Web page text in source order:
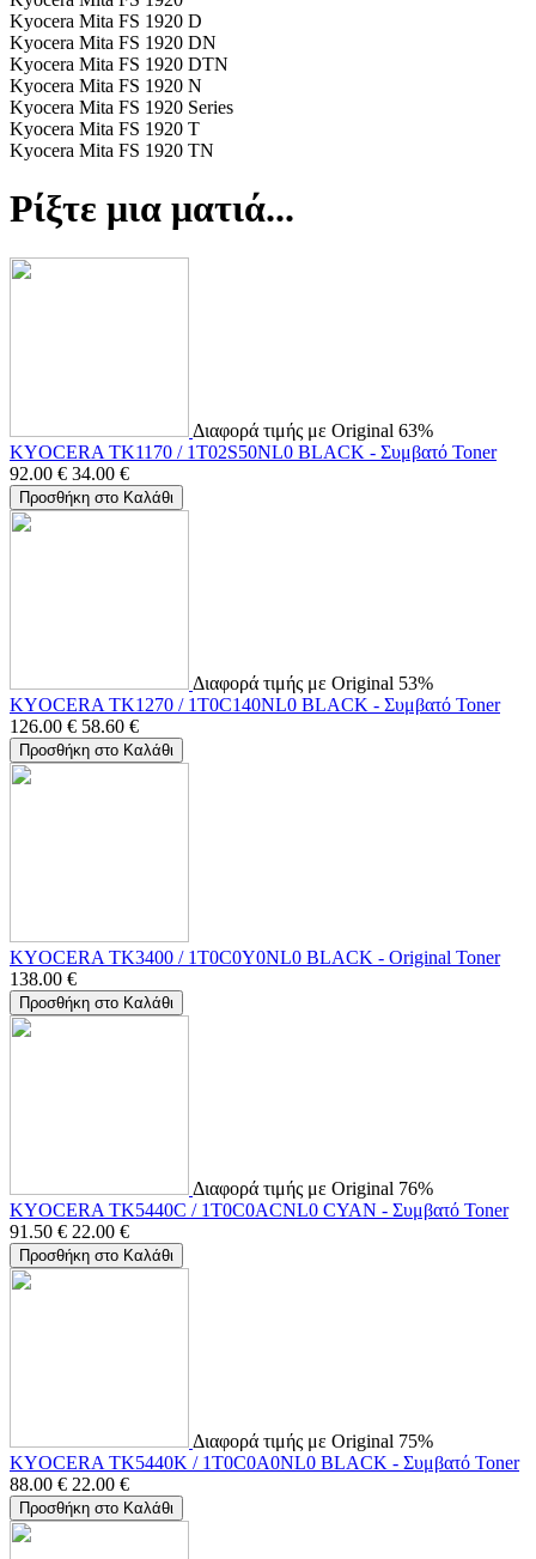
Kyocera Mita FS 1920 D
Kyocera Mita FS 1920 DN
Kyocera Mita FS 1920 DTN
Kyocera Mita FS 1920 N
Kyocera Mita FS 1920 Series
Kyocera Mita FS 1920 T
Kyocera Mita FS 1920 TN
Ρίξτε μια ματιά...
Διαφορά τιμής με Original 63%
KYOCERA TK1170 / 1T02S50NL0 BLACK - Συμβατό Toner
92.00 € 34.00 €
Προσθήκη στο Καλάθι
Διαφορά τιμής με Original 53%
KYOCERA TK1270 / 1T0C140NL0 BLACK - Συμβατό Toner
126.00 € 58.60 €
Προσθήκη στο Καλάθι
KYOCERA TK3400 / 1T0C0Y0NL0 BLACK - Original Toner
138.00 €
Προσθήκη στο Καλάθι
Διαφορά τιμής με Original 76%
KYOCERA TK5440C / 1T0C0ACNL0 CYAN - Συμβατό Toner
91.50 € 22.00 €
Προσθήκη στο Καλάθι
Διαφορά τιμής με Original 75%
KYOCERA TK5440K / 1T0C0A0NL0 BLACK - Συμβατό Toner
88.00 € 22.00 €
Προσθήκη στο Καλάθι